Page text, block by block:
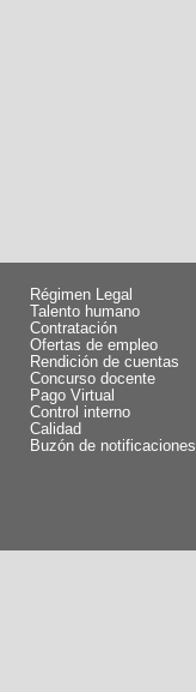
Régimen Legal
Talento humano
Contratación
Ofertas de empleo
Rendición de cuentas
Concurso docente
Pago Virtual
Control interno
Calidad
Buzón de notificaciones